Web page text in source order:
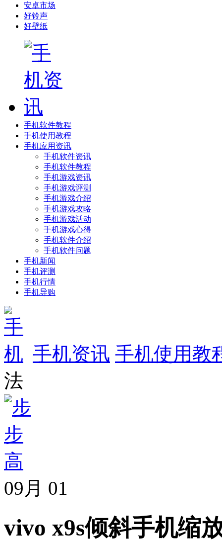
安卓市场
好铃声
好壁纸
手机软件教程
手机使用教程
手机应用资讯
手机软件资讯
手机软件教程
手机游戏资讯
手机游戏评测
手机游戏介绍
手机游戏攻略
手机游戏活动
手机游戏心得
手机软件介绍
手机软件问题
手机新闻
手机评测
手机行情
手机导购
手机资讯 手机使用教
法
09月 01
vivo x9s倾斜手机缩